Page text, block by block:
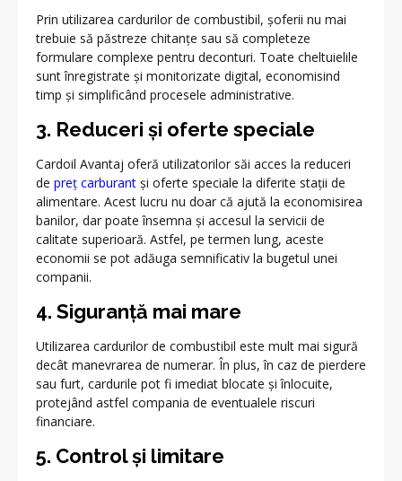
Prin utilizarea cardurilor de combustibil, șoferii nu mai
trebuie să păstreze chitanțe sau să completeze
formulare complexe pentru deconturi. Toate cheltuielile
sunt înregistrate și monitorizate digital, economisind
timp și simplificând procesele administrative.
3. Reduceri și oferte speciale
Cardoil Avantaj oferă utilizatorilor săi acces la reduceri
de preț carburant și oferte speciale la diferite stații de
alimentare. Acest lucru nu doar că ajută la economisirea
banilor, dar poate însemna și accesul la servicii de
calitate superioară. Astfel, pe termen lung, aceste
economii se pot adăuga semnificativ la bugetul unei
companii.
4. Siguranță mai mare
Utilizarea cardurilor de combustibil este mult mai sigură
decât manevrarea de numerar. În plus, în caz de pierdere
sau furt, cardurile pot fi imediat blocate și înlocuite,
protejând astfel compania de eventualele riscuri
financiare.
5. Control și limitare